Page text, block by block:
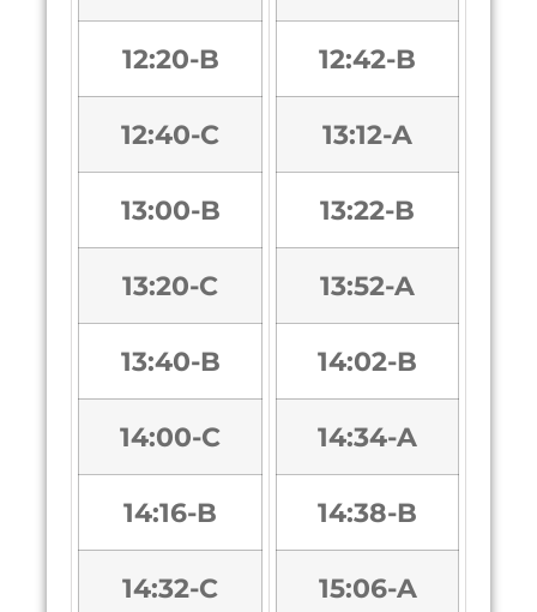
12:20-B
12:40-C
13:00-B
13:20-C
13:40-B
14:00-C
14:16-B
14:32-C
12:42-B
13:12-A
13:22-B
13:52-A
14:02-B
14:34-A
14:38-B
15:06-A